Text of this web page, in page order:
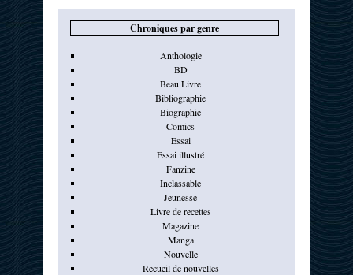
Chroniques par genre
Anthologie
BD
Beau Livre
Bibliographie
Biographie
Comics
Essai
Essai illustré
Fanzine
Inclassable
Jeunesse
Livre de recettes
Magazine
Manga
Nouvelle
Recueil de nouvelles